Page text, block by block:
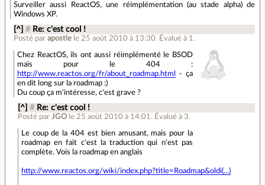
Surveiller aussi ReactOS, une réimplémentation (au stade alpha) de
Windows XP.
[^] # Re: c'est cool !
Posté parapostle le 25 août 2010 à 13:30. Évalué à 1.
Chez ReactOS, ils ont aussi réimplémenté le BSOD
mais pour le 404 :
http://www.reactos.org/fr/about_roadmap.html
- ça
en dit long sur la roadmap :)
Du coup ça m'intéresse, c'est grave ?
[^] # Re: c'est cool !
Posté par JGO le 25 août 2010 à 14:01 . Évalué à 3.
Le coup de la 404 est bien amusant, mais pour la
roadmap en fait c'est la traduction qui n'est pas
complète. Vois la roadmap en anglais
http://www.reactos.org/wiki/index.php?title=Roadmap&oldi(...)